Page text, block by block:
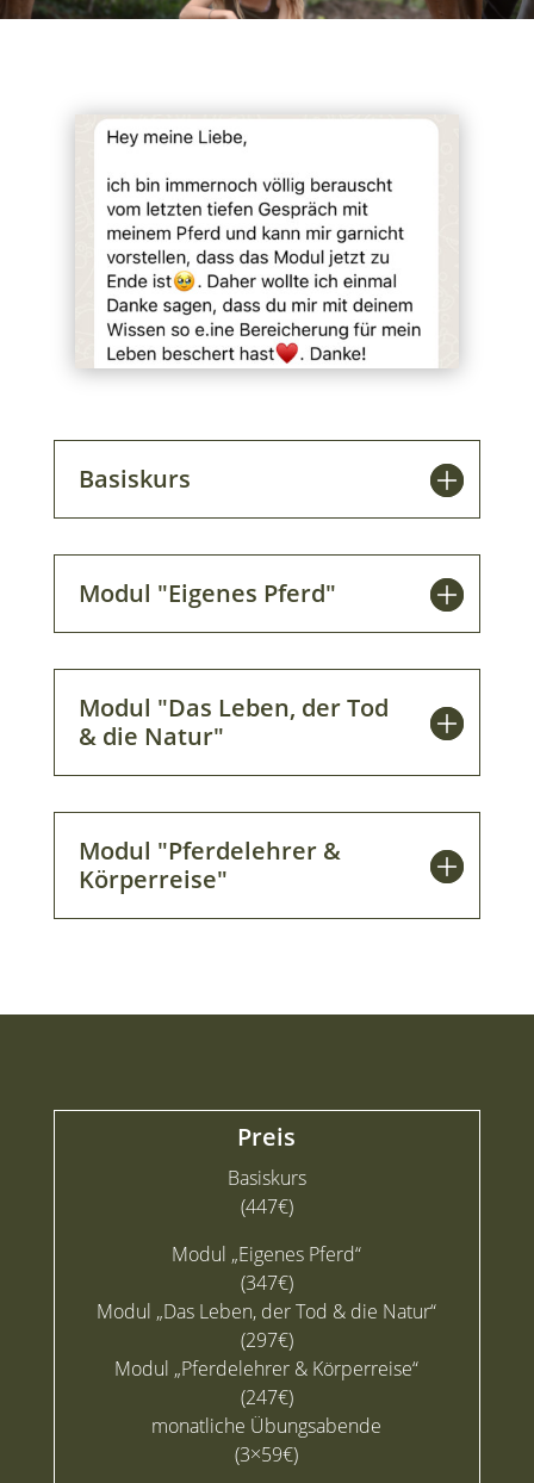
Basiskurs
Modul "Eigenes Pferd"
Modul "Das Leben, der Tod
& die Natur"
Modul "Pferdelehrer &
Körperreise"
Preis
Basiskurs
(447€)
Modul „Eigenes Pferd“
(347€)
Modul „Das Leben, der Tod & die Natur“
(297€)
Modul „Pferdelehrer & Körperreise“
(247€)
monatliche Übungsabende
(3×59€)